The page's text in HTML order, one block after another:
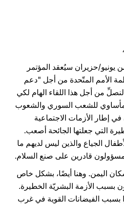
من يونيو/حزيران سيُعقد المؤتمر
الأمم المتّحدة من أجل "دعم
من أجل هذا اللقاء الهام لكي
للشعب السوري والشعوب
إطار الأزمات الاجتماعية
التي جعلتها الجائحة أصعب.
الجياع والذين ليس لديهم ما
قادرين على صنع السلام.
اليمن. وهنا أيضًا، بشكل خاص
بسبب الأزمة البشريّة الخطيرة.
الفيضانات القوية في غرب